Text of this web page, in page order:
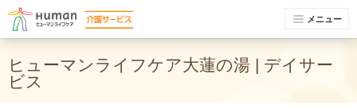
メニュー
ヒューマンライフケア大蓮の湯 | デイサー
ビス